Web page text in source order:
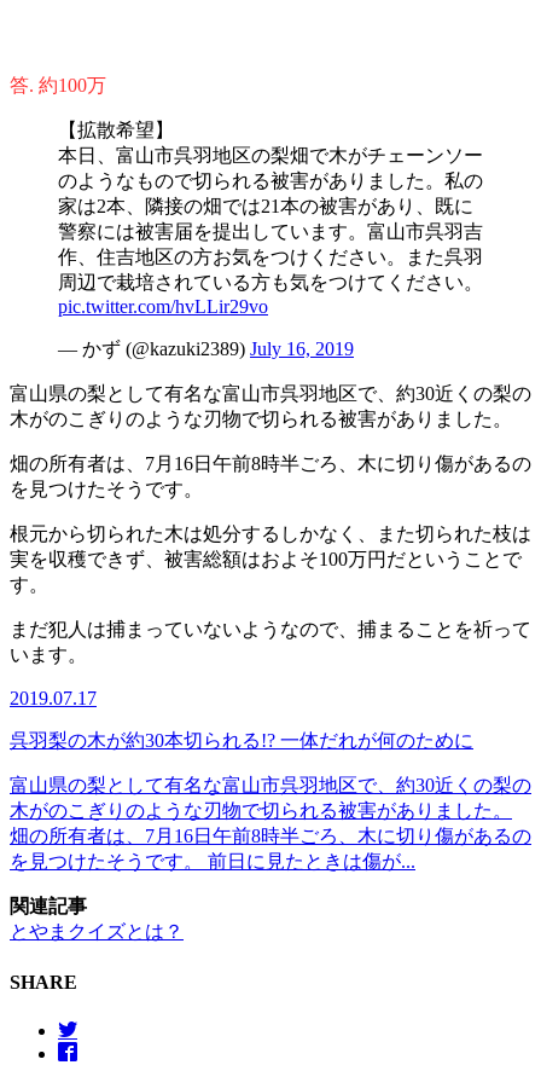
答. 約100万
【拡散希望】
本日、富山市呉羽地区の梨畑で木がチェーンソー
のようなもので切られる被害がありました。私の
家は2本、隣接の畑では21本の被害があり、既に
警察には被害届を提出しています。富山市呉羽吉
作、住吉地区の方お気をつけください。また呉羽
周辺で栽培されている方も気をつけてください。
pic.twitter.com/hvLLir29vo
— かず (@kazuki2389) July 16, 2019
富山県の梨として有名な富山市呉羽地区で、約30近くの梨の
木がのこぎりのような刃物で切られる被害がありました。
畑の所有者は、7月16日午前8時半ごろ、木に切り傷があるの
を見つけたそうです。
根元から切られた木は処分するしかなく、また切られた枝は
実を収穫できず、被害総額はおよそ100万円だということで
す。
まだ犯人は捕まっていないようなので、捕まることを祈って
います。
2019.07.17
呉羽梨の木が約30本切られる!? 一体だれが何のために
富山県の梨として有名な富山市呉羽地区で、約30近くの梨の
木がのこぎりのような刃物で切られる被害がありました。
畑の所有者は、7月16日午前8時半ごろ、木に切り傷があるの
を見つけたそうです。 前日に見たときは傷が...
関連記事
とやまクイズとは？
SHARE